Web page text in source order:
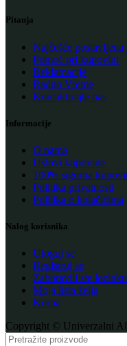
Pitanja
Najčešće postavljena
Pomoć pri kupovini
Reklamacije
Radno Vreme
Kontaktirajte nas
Informacije
O nama
Uslovi kupovine
100% sigurna
Politika privatnosti
Politika o kolačićima
Nalog korisnika
Uloguj se
Registruj se
Zaboravili ste lozinku
Moja lista želja
Korpa
Copyright © Univerzalni